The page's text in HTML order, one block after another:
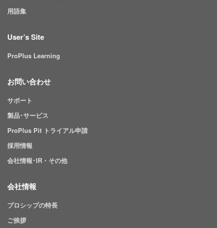
用語集
User’s Site
ProPlus Learning
お問い合わせ
サポート
製品･サービス
ProPlus Pit トライアル申請
採用情報
会社情報･IR・その他
会社情報
プロシップの特長
ご挨拶